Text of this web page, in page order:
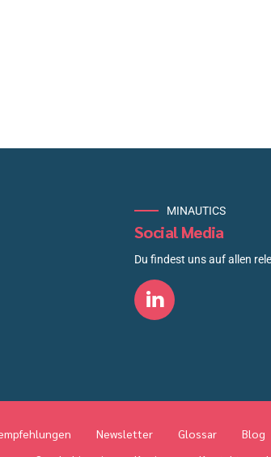
MINAUTICS
Social Media
Du findest uns auf allen
Newsletter Glossar Blog